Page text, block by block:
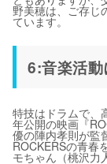
野美穂は、ご存じ
ています。
6:音楽活
特技はドラムで、
年公開の映画『
優の陣内孝則が監
ROCKERSの青春
モちゃん（桃沢力